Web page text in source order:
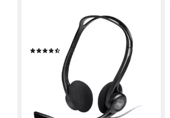
960 Kopfhörer
kabelgebunden Verbindung
(5)
ab 22,35 €
lieferbar - in 2-3 Werktagen bei dir